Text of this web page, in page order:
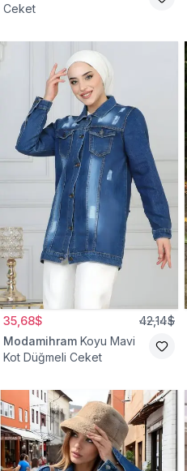
Ceket
35,68$ 42,14$
Modamihram Koyu Mavi
Kot Düğmeli Ceket